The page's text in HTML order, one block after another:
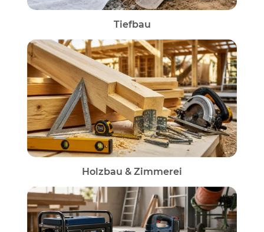
Tiefbau
Holzbau & Zimmerei